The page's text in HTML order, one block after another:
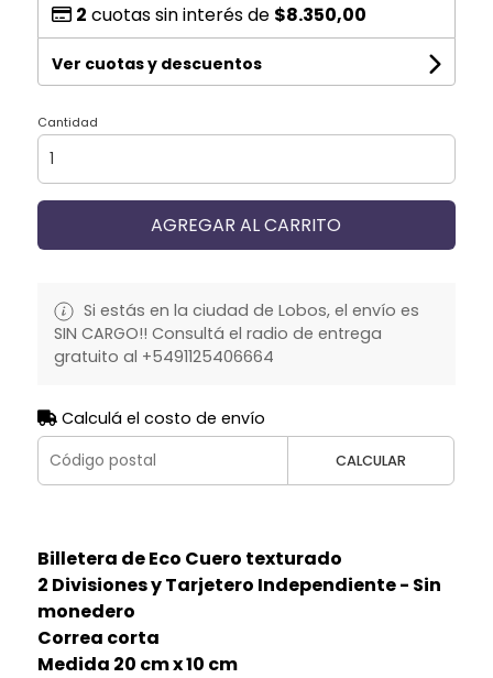
2 cuotas sin interés de $8.350,00
Ver cuotas y descuentos
Cantidad
AGREGAR AL CARRITO
Si estás en la ciudad de Lobos, el envío es
SIN CARGO!! Consultá el radio de entrega
gratuito al +5491125406664
Calculá el costo de envío
CALCULAR
Billetera de Eco Cuero texturado
2 Divisiones y Tarjetero Independiente - Sin
monedero
Correa corta
Medida 20 cm x 10 cm